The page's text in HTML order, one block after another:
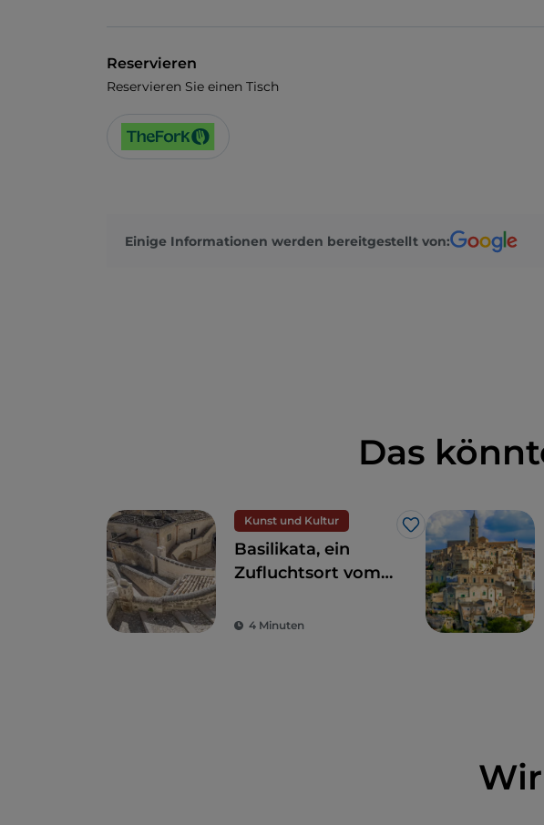
Reservieren
Reservieren Sie einen Tisch
Einige Informationen werden bereitgestellt von:
Das
Kunst und Kultur
Like
Basilikata, ein
Zufluchtsort vom
Wiederentdeckung
4 Minuten